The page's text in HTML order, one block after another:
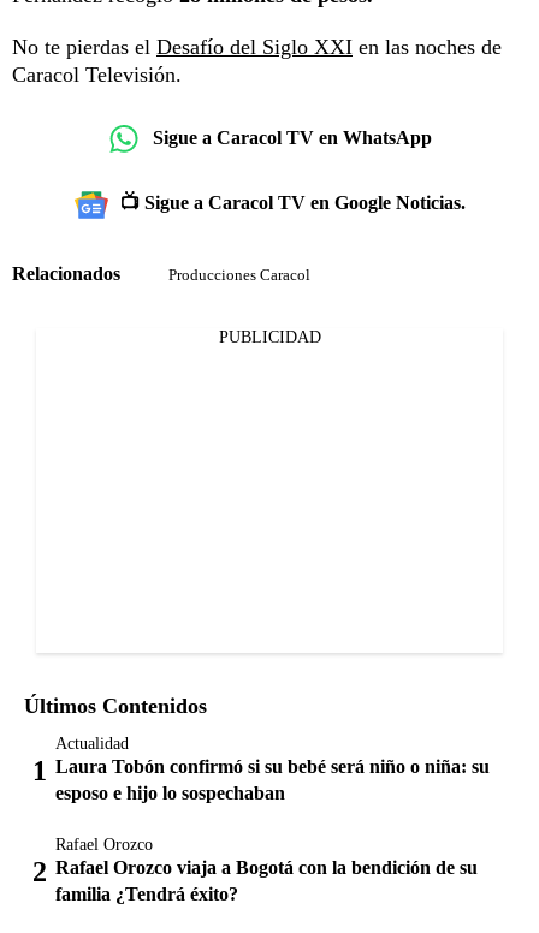
No te pierdas el Desafío del Siglo XXI en las noches de
Caracol Televisión.
Sigue a Caracol TV en WhatsApp
📺 Sigue a Caracol TV en Google Noticias.
Relacionados Producciones Caracol
PUBLICIDAD
Últimos Contenidos
Actualidad
Laura Tobón confirmó si su bebé será niño o niña: su
esposo e hijo lo sospechaban
Rafael Orozco
Rafael Orozco viaja a Bogotá con la bendición de su
familia ¿Tendrá éxito?